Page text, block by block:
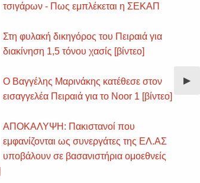
▶︎
τσιγάρων - Πως εμπλέκεται η ΣΕΚΑΠ
Στη φυλακή δικηγόρος του Πειραιά για
διακίνηση 1,5 τόνου χασίς [βίντεο]
Ο Βαγγέλης Μαρινάκης κατέθεσε στον
εισαγγελέα Πειραιά για το Noor 1 [βίντεο]
ΑΠΟΚΑΛΥΨΗ: Πακιστανοί που
εμφανίζονται ως συνεργάτες της ΕΛ.ΑΣ
υποβάλουν σε βασανιστήρια ομοεθνείς